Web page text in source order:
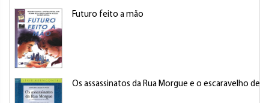
Futuro feito a mão
Os assassinatos da Rua Morgue e o escaravelho de